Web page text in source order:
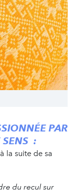
PAR
SENS :
la suite de sa
du recul sur